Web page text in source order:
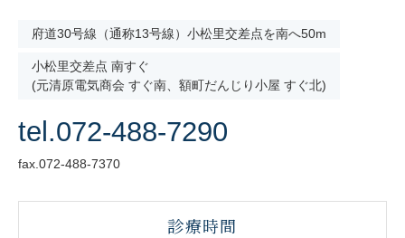
府道30号線（通称13号線）小松里交差点を南へ50m
小松里交差点 南すぐ
(元清原電気商会 すぐ南、額町だんじり小屋 すぐ北)
tel.072-488-7290
fax.072-488-7370
診療時間